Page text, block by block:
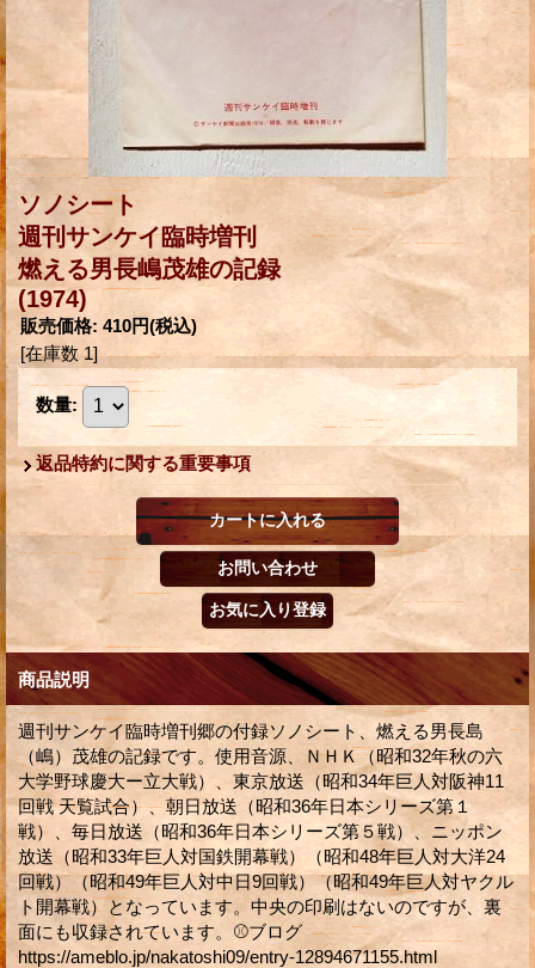
ソノシート
週刊サンケイ臨時増刊
燃える男長嶋茂雄の記録
(1974)
販売価格: 410円(税込)
[在庫数 1]
数量:
返品特約に関する重要事項
商品説明
週刊サンケイ臨時増刊郷の付録ソノシート、燃える男長島
（嶋）茂雄の記録です。使用音源、ＮＨＫ（昭和32年秋の六
大学野球慶大ー立大戦）、東京放送（昭和34年巨人対阪神11
回戦 天覧試合）、朝日放送（昭和36年日本シリーズ第１
戦）、毎日放送（昭和36年日本シリーズ第５戦）、ニッポン
放送（昭和33年巨人対国鉄開幕戦）（昭和48年巨人対大洋24
回戦）（昭和49年巨人対中日9回戦）（昭和49年巨人対ヤクル
ト開幕戦）となっています。中央の印刷はないのですが、裏
面にも収録されています。⚾ブログ
https://ameblo.jp/nakatoshi09/entry-12894671155.html